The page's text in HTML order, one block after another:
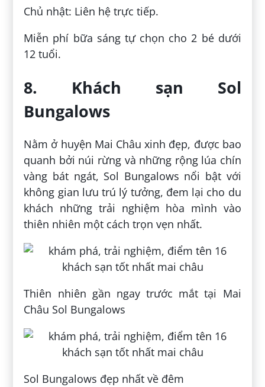
Chủ nhật: Liên hệ trực tiếp.
Miễn phí bữa sáng tự chọn cho 2 bé dưới
12 tuổi.
8. Khách sạn Sol
Bungalows
Nằm ở huyện Mai Châu xinh đẹp, được bao
quanh bởi núi rừng và những rộng lúa chín
vàng bát ngát, Sol Bungalows nổi bật với
không gian lưu trú lý tưởng, đem lại cho du
khách những trải nghiệm hòa mình vào
thiên nhiên một cách trọn vẹn nhất.
Thiên nhiên gần ngay trước mắt tại Mai
Châu Sol Bungalows
Sol Bungalows đẹp nhất về đêm